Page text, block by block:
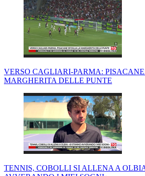
VERSO CAGLIARI-PARMA:
MARGHERITA DELLE PUNTE
TENNIS, COBOLLI SI ALLENA A